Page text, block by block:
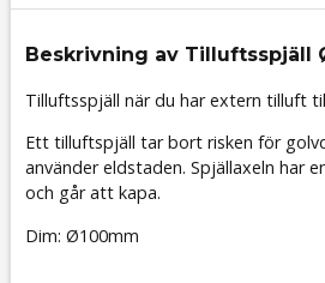
Beskrivning av Tilluftsspjäll
Tilluftsspjäll när du har extern tilluft
Ett tilluftspjäll tar bort risken för
använder eldstaden. Spjällaxeln har
och går att kapa.
Dim: Ø100mm